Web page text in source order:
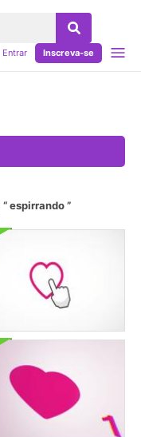
Entrar Inscreva-se
espirrando